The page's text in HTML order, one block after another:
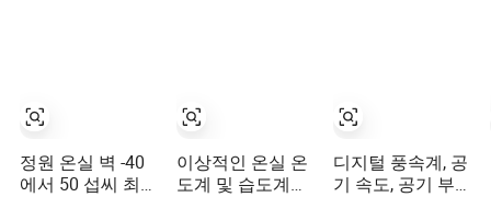
정원 온실 벽 -40
에서 50 섭씨 최대
이상적인 온실 온
도계 및 습도계로
디지털 풍속계, 공
기 속도, 공기 부